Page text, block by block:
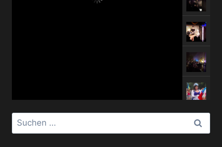
Suchen
nach: